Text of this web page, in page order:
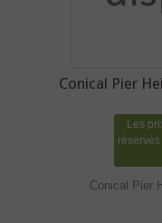
Conical Pier
Les
Conical Pier